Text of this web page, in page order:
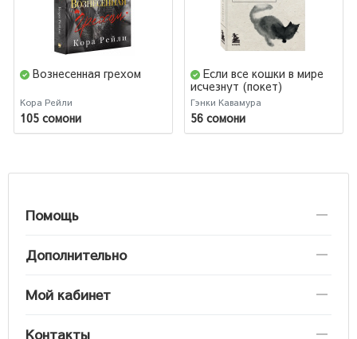
Вознесенная грехом
Кора Рейли
105 сомони
Если все кошки в мире
исчезнут (покет)
Гэнки Кавамура
56 сомони
Помощь
Дополнительно
Мой кабинет
Контакты